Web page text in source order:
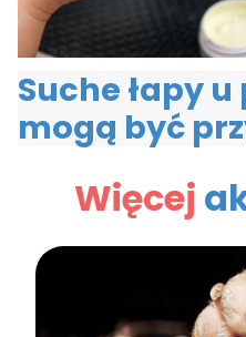
Suche łapy
mogą być
Więcej